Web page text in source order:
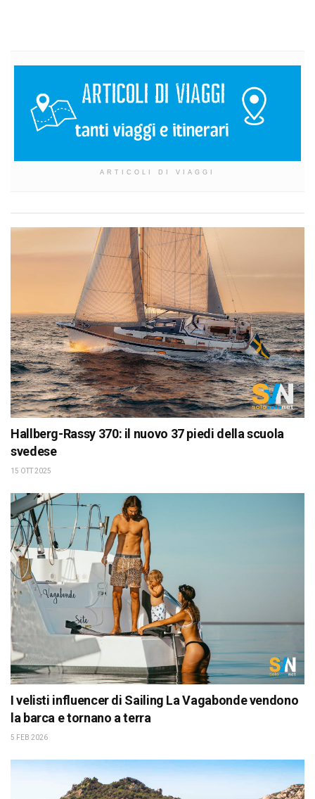
ARTICOLI DI VIAGGI
Hallberg-Rassy 370: il nuovo 37 piedi della scuola
svedese
15 OTT 2025
I velisti influencer di Sailing La Vagabonde vendono
la barca e tornano a terra
5 FEB 2026